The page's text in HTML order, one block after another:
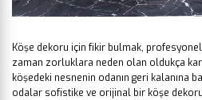
Köşe dekoru için fikir bulmak,
zaman zorluklara neden olan oldukça
köşedeki nesnenin odanın geri kalanına
odalar sofistike ve orijinal bir köşe